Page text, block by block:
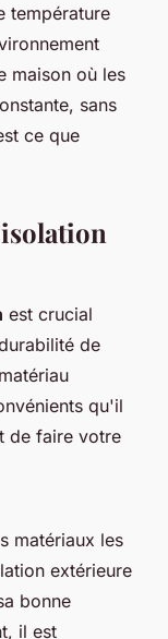
température
maison où les
sans
ce que
est crucial
de
qu'il
de faire votre
matériaux les
extérieure
bonne
il est